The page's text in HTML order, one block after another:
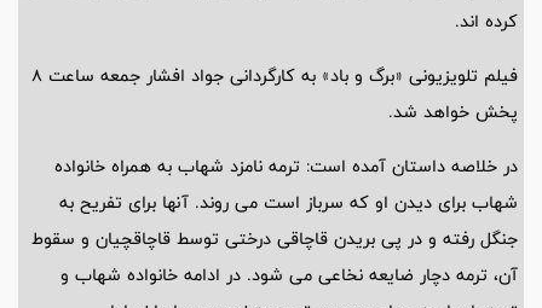
کرده اند.
فیلم تلویزیونی «برگ و باد» به کارگردانی جواد افشار جمعه ساعت 8
پخش خواهد شد.
در خلاصه داستان آمده است: ترمه نامزد شهاب به همراه خانواده
شهاب برای دیدن او که سرباز است می روند. آنها برای تفریح به
جنگل رفته و در پی بریدن قاچاقی درختی توسط قاچاقچیان و سقوط
آن، ترمه دچار ضایعه نخاعی می شود. در ادامه خانواده شهاب و